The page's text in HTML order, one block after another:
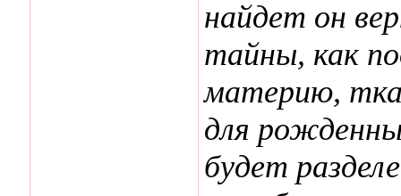
найдет он
тайны, как
материю,
для
будет